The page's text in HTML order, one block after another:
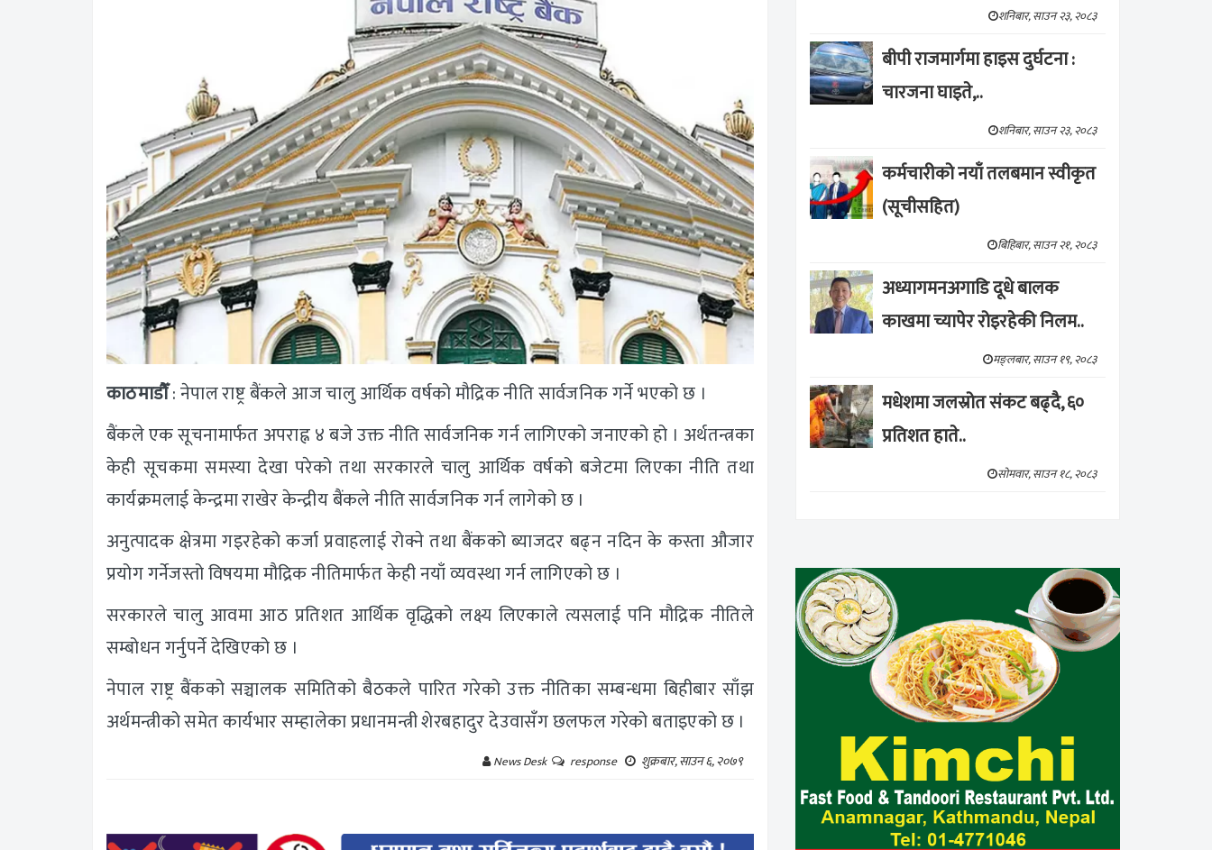
काठमाडौँ: नेपाल राष्ट्र बैंकले आज चालु आर्थिक वर्षको मौद्रिक नीति सार्वजनिक गर्ने भएको छ ।
बैंकले एक सूचनामार्फत अपराह्न ४ बजे उक्त नीति सार्वजनिक गर्न लागिएको जनाएको हो । अर्थतन्त्रका
केही सूचकमा समस्या देखा परेको तथा सरकारले चालु आर्थिक वर्षको बजेटमा लिएका नीति तथा
कार्यक्रमलाई केन्द्रमा राखेर केन्द्रीय बैंकले नीति सार्वजनिक गर्न लागेको छ ।
अनुत्पादक क्षेत्रमा गइरहेको कर्जा प्रवाहलाई रोक्ने तथा बैंकको ब्याजदर बढ्न नदिन के कस्ता औजार
प्रयोग गर्नेजस्तो विषयमा मौद्रिक नीतिमार्फत केही नयाँ व्यवस्था गर्न लागिएको छ ।
सरकारले चालु आवमा आठ प्रतिशत आर्थिक वृद्धिको लक्ष्य लिएकाले त्यसलाई पनि मौद्रिक नीतिले
सम्बोधन गर्नुपर्ने देखिएको छ ।
नेपाल राष्ट्र बैंकको सञ्चालक समितिको बैठकले पारित गरेको उक्त नीतिका सम्बन्धमा बिहीबार साँझ
अर्थमन्त्रीको समेत कार्यभार सम्हालेका प्रधानमन्त्री शेरबहादुर देउवासँग छलफल गरेको बताइएको छ ।
News Desk response शुक्रबार, साउन ६, २०७९
शनिबार, साउन २३, २०८३
बीपी राजमार्गमा हाइस दुर्घटना :
चारजना घाइते,..
शनिबार, साउन २३, २०८३
कर्मचारीको नयाँ तलबमान स्वीकृत
(सूचीसहित)
बिहिबार, साउन २१, २०८३
अध्यागमनअगाडि दूधे बालक
काखमा च्यापेर रोइरहेकी निलम..
मङ्लबार, साउन १९, २०८३
मधेशमा जलस्रोत संकट बढ्दै, ६०
प्रतिशत हाते..
सोमवार, साउन १८, २०८३